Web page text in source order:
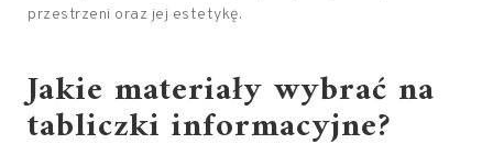
przestrzeni oraz jej estetykę.
Jakie materiały wybrać na
tabliczki informacyjne?